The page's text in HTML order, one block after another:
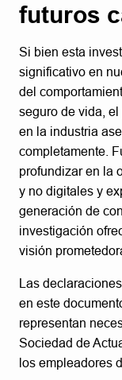
futuros
Si bien esta
significativo en
del
seguro de vida,
en la industria
completamente.
profundizar en la
y no digitales y
generación de
investigación
visión
Las
en este
representan
Sociedad de
los empleadores